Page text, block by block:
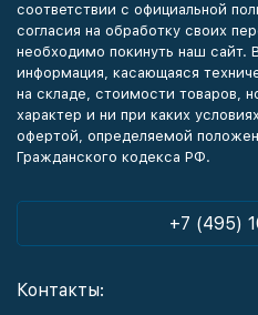
соответствии с официальной
согласия на обработку своих
необходимо покинуть наш сайт.
информация, касающаяся
на складе, стоимости товаров,
характер и ни при каких
офертой, определяемой
Гражданского кодекса РФ.
+7 (495)
Контакты: